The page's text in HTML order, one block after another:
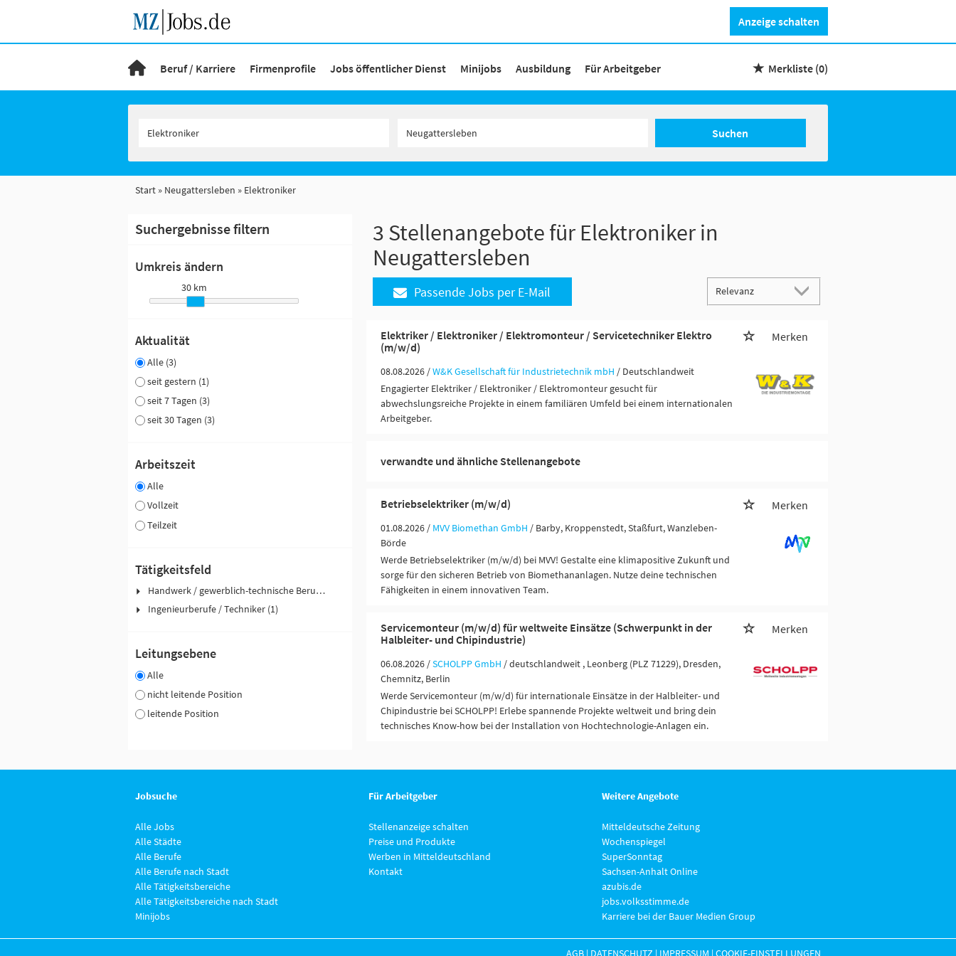
Anzeige schalten
Beruf / Karriere Firmenprofile Jobs öffentlicher Dienst Minijobs Ausbildung Für Arbeitgeber Merkliste (0)
Suchen
Start Neugattersleben Elektroniker
Suchergebnisse filtern
Umkreis ändern
30 km
Aktualität
Alle (3)
seit gestern (1)
seit 7 Tagen (3)
seit 30 Tagen (3)
Arbeitszeit
Alle
Vollzeit
Teilzeit
Tätigkeitsfeld
Handwerk / gewerblich-technische Berufe (3)
Ingenieurberufe / Techniker (1)
Leitungsebene
Alle
nicht leitende Position
leitende Position
3 Stellenangebote für Elektroniker in
Neugattersleben
Passende Jobs per E-Mail
Elektriker / Elektroniker / Elektromonteur / Servicetechniker Elektro
(m/w/d)
Merken
08.08.2026 /W&K Gesellschaft für Industrietechnik mbH / Deutschlandweit
Engagierter Elektriker / Elektroniker / Elektromonteur gesucht für
abwechslungsreiche Projekte in einem familiären Umfeld bei einem internationalen
Arbeitgeber.
verwandte und ähnliche Stellenangebote
Betriebselektriker (m/w/d) Merken
01.08.2026 / MVV Biomethan GmbH / Barby, Kroppenstedt, Staßfurt, Wanzleben-
Börde
Werde Betriebselektriker (m/w/d) bei MVV! Gestalte eine klimapositive Zukunft und
sorge für den sicheren Betrieb von Biomethananlagen. Nutze deine technischen
Fähigkeiten in einem innovativen Team.
Servicemonteur (m/w/d) für weltweite Einsätze (Schwerpunkt in der
Halbleiter- und Chipindustrie)
Merken
06.08.2026 /SCHOLPP GmbH / deutschlandweit , Leonberg (PLZ 71229), Dresden,
Chemnitz, Berlin
Werde Servicemonteur (m/w/d) für internationale Einsätze in der Halbleiter- und
Chipindustrie bei SCHOLPP! Erlebe spannende Projekte weltweit und bring dein
technisches Know-how bei der Installation von Hochtechnologie-Anlagen ein.
Jobsuche
Alle Jobs
Alle Städte
Alle Berufe
Alle Berufe nach Stadt
Alle Tätigkeitsbereiche
Alle Tätigkeitsbereiche nach Stadt
Minijobs
Für Arbeitgeber
Stellenanzeige schalten
Preise und Produkte
Werben in Mitteldeutschland
Kontakt
Weitere Angebote
Mitteldeutsche Zeitung
Wochenspiegel
SuperSonntag
Sachsen-Anhalt Online
azubis.de
jobs.volksstimme.de
Karriere bei der Bauer Medien Group
AGB | DATENSCHUTZ | IMPRESSUM |COOKIE-EINSTELLUNGEN